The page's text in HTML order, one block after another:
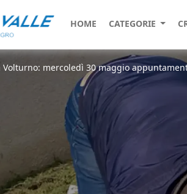
HOME CATEGORIE
Volturno: mercoledì 30 maggio